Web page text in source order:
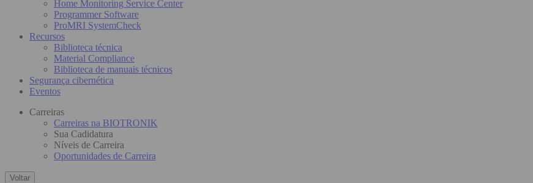
Home Monitoring Service Center
Programmer Software
ProMRI SystemCheck
Recursos
Biblioteca técnica
Material Compliance
Biblioteca de manuais técnicos
Segurança cibernética
Eventos
Carreiras
Carreiras na BIOTRONIK
Sua Cadidatura
Níveis de Carreira
Oportunidades de Carreira
Voltar